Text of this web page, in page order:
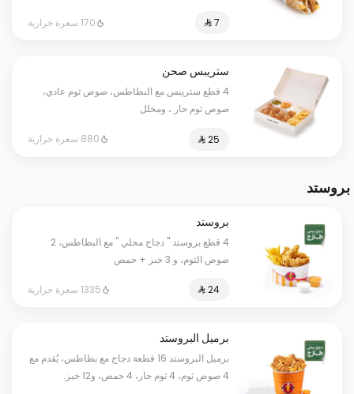
170 سعرة حرارية
ستريبس صحن
4 قطع ستريبس مع البطاطس، صوص ثوم عادي،
صوص ثوم حار ، ومخلل
880 سعرة حرارية
بروستد
بروستد
4 قطع بروستد " دجاج محلي " مع البطاطس، 2
صوص الثوم، و 3 خبز + حمص
⁨⁦‪‬ 24⁩ 1335 سعرة حرارية
برميل البروستد
برميل البروستد 16 قطعة دجاج مع بطاطس، يُقدم مع
4 صوص ثوم، 4 ثوم حار، 4 حمص، و12 خبز.